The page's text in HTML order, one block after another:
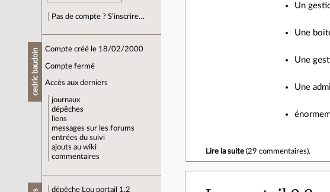
Pas de compte ? S’inscrire…
cedric baudoin Compte créé le 18/02/2000
Compte fermé
Accès aux derniers
journaux
dépêches
liens
messages sur les forums
entrées du suivi
ajouts au wiki
commentaires
dépêche
Lou portail 1.2
Un
Une
Une
Une
Lire la suite (29 commentaires).